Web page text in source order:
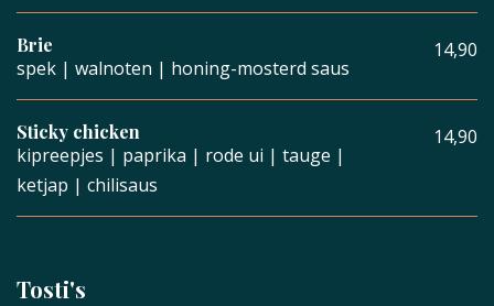
Brie 14,90
spek | walnoten | honing-mosterd saus
Sticky chicken 14,90
kipreepjes | paprika | rode ui | tauge |
ketjap | chilisaus
Tosti's